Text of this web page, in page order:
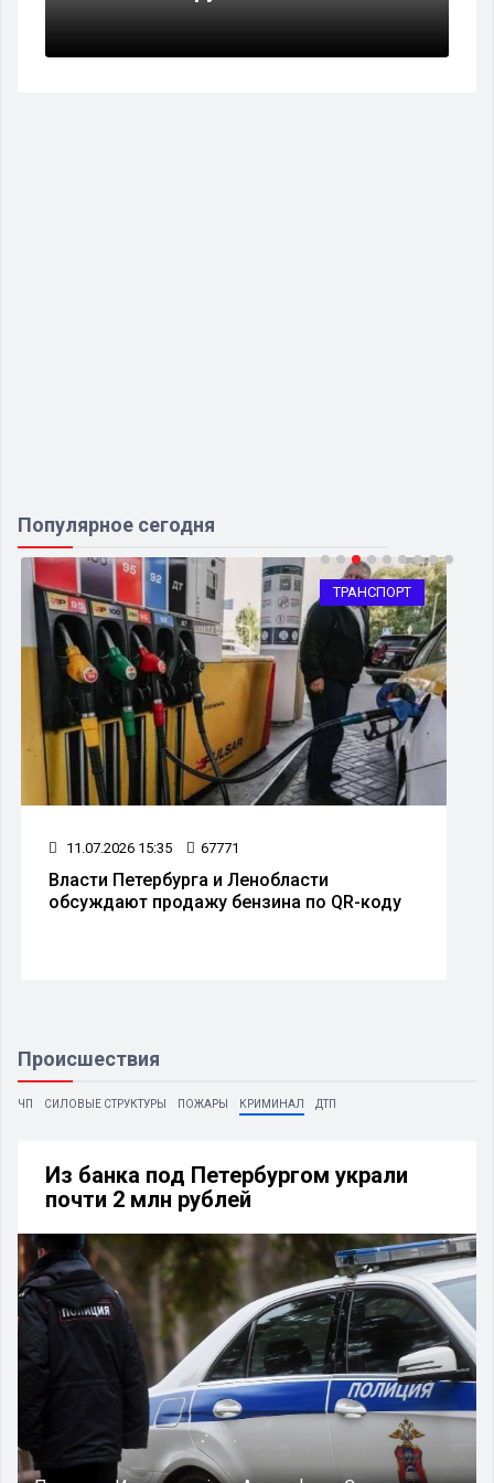
Популярное сегодня
ТРАНСПОРТ
11.07.2026 15:35 67771
Власти Петербурга и Ленобласти
обсуждают продажу бензина по QR-коду
Происшествия
ЧП СИЛОВЫЕ СТРУКТУРЫ ПОЖАРЫ КРИМИНАЛ ДТП
Из банка под Петербургом украли
почти 2 млн рублей